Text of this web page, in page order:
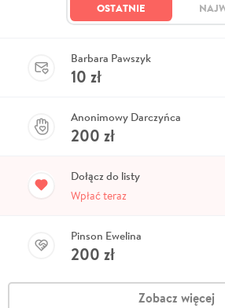
OSTATNIE
Barbara Pawszyk
10 zł
Anonimowy Darczyńca
200 zł
Dołącz do listy
Wpłać teraz
Pinson Ewelina
200 zł
Zobacz więcej